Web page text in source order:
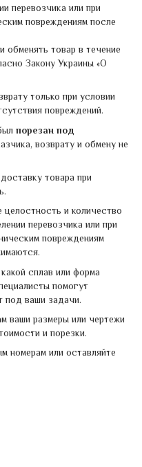
перевозчика или при
повреждениям после
обменять товар в течение
Закону Украины «О
только при условии
повреждений.
порезан под
возврату и обмену не
товара при
целостность и количество
перевозчика или при
повреждениям
сплав или форма
помогут
под ваши задачи.
ваши размеры или чертежи
и порезки.
номерам или оставляйте